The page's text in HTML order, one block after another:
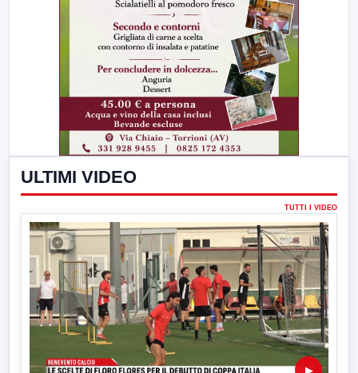
ULTIMI VIDEO
TUTTI I VIDEO
▶